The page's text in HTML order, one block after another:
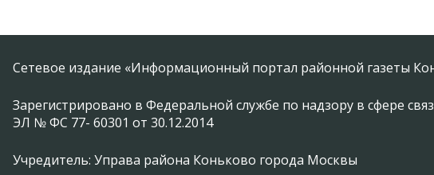
Сетевое издание «Информационный портал районной газеты
Зарегистрировано в Федеральной службе по надзору в сфере
ЭЛ № ФС 77- 60301 от 30.12.2014
Учредитель: Управа района Коньково города Москвы